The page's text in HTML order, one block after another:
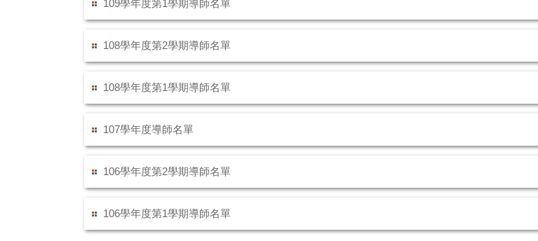
109學年度第1學期導師名單
108學年度第2學期導師名單
108學年度第1學期導師名單
107學年度導師名單
106學年度第2學期導師名單
106學年度第1學期導師名單